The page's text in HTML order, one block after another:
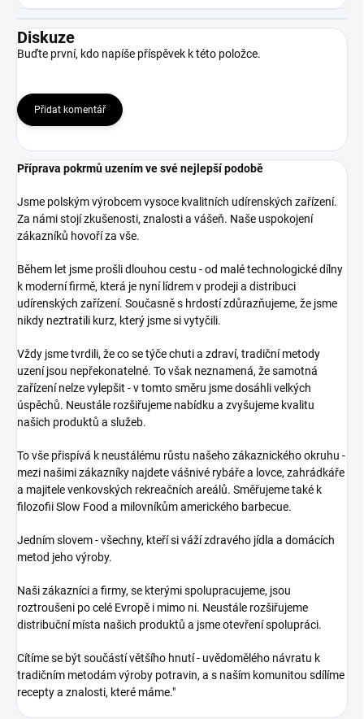
Diskuze
Buďte první, kdo napíše příspěvek k této položce.
Přidat komentář
Příprava pokrmů uzením ve své nejlepší podobě
Jsme polským výrobcem vysoce kvalitních udírenských zařízení.
Za námi stojí zkušenosti, znalosti a vášeň. Naše uspokojení
zákazníků hovoří za vše.
Během let jsme prošli dlouhou cestu - od malé technologické dílny
k moderní firmě, která je nyní lídrem v prodeji a distribuci
udírenských zařízení. Současně s hrdostí zdůrazňujeme, že jsme
nikdy neztratili kurz, který jsme si vytyčili.
Vždy jsme tvrdili, že co se týče chuti a zdraví, tradiční metody
uzení jsou nepřekonatelné. To však neznamená, že samotná
zařízení nelze vylepšit - v tomto směru jsme dosáhli velkých
úspěchů. Neustále rozšiřujeme nabídku a zvyšujeme kvalitu
našich produktů a služeb.
To vše přispívá k neustálému růstu našeho zákaznického okruhu -
mezi našimi zákazníky najdete vášnivé rybáře a lovce, zahrádkáře
a majitele venkovských rekreačních areálů. Směřujeme také k
filozofii Slow Food a milovníkům amerického barbecue.
Jedním slovem - všechny, kteří si váží zdravého jídla a domácích
metod jeho výroby.
Naši zákazníci a firmy, se kterými spolupracujeme, jsou
roztroušeni po celé Evropě i mimo ni. Neustále rozšiřujeme
distribuční místa našich produktů a jsme otevření spolupráci.
Cítíme se být součástí většího hnutí - uvědomělého návratu k
tradičním metodám výroby potravin, a s naším komunitou sdílíme
recepty a znalosti, které máme."